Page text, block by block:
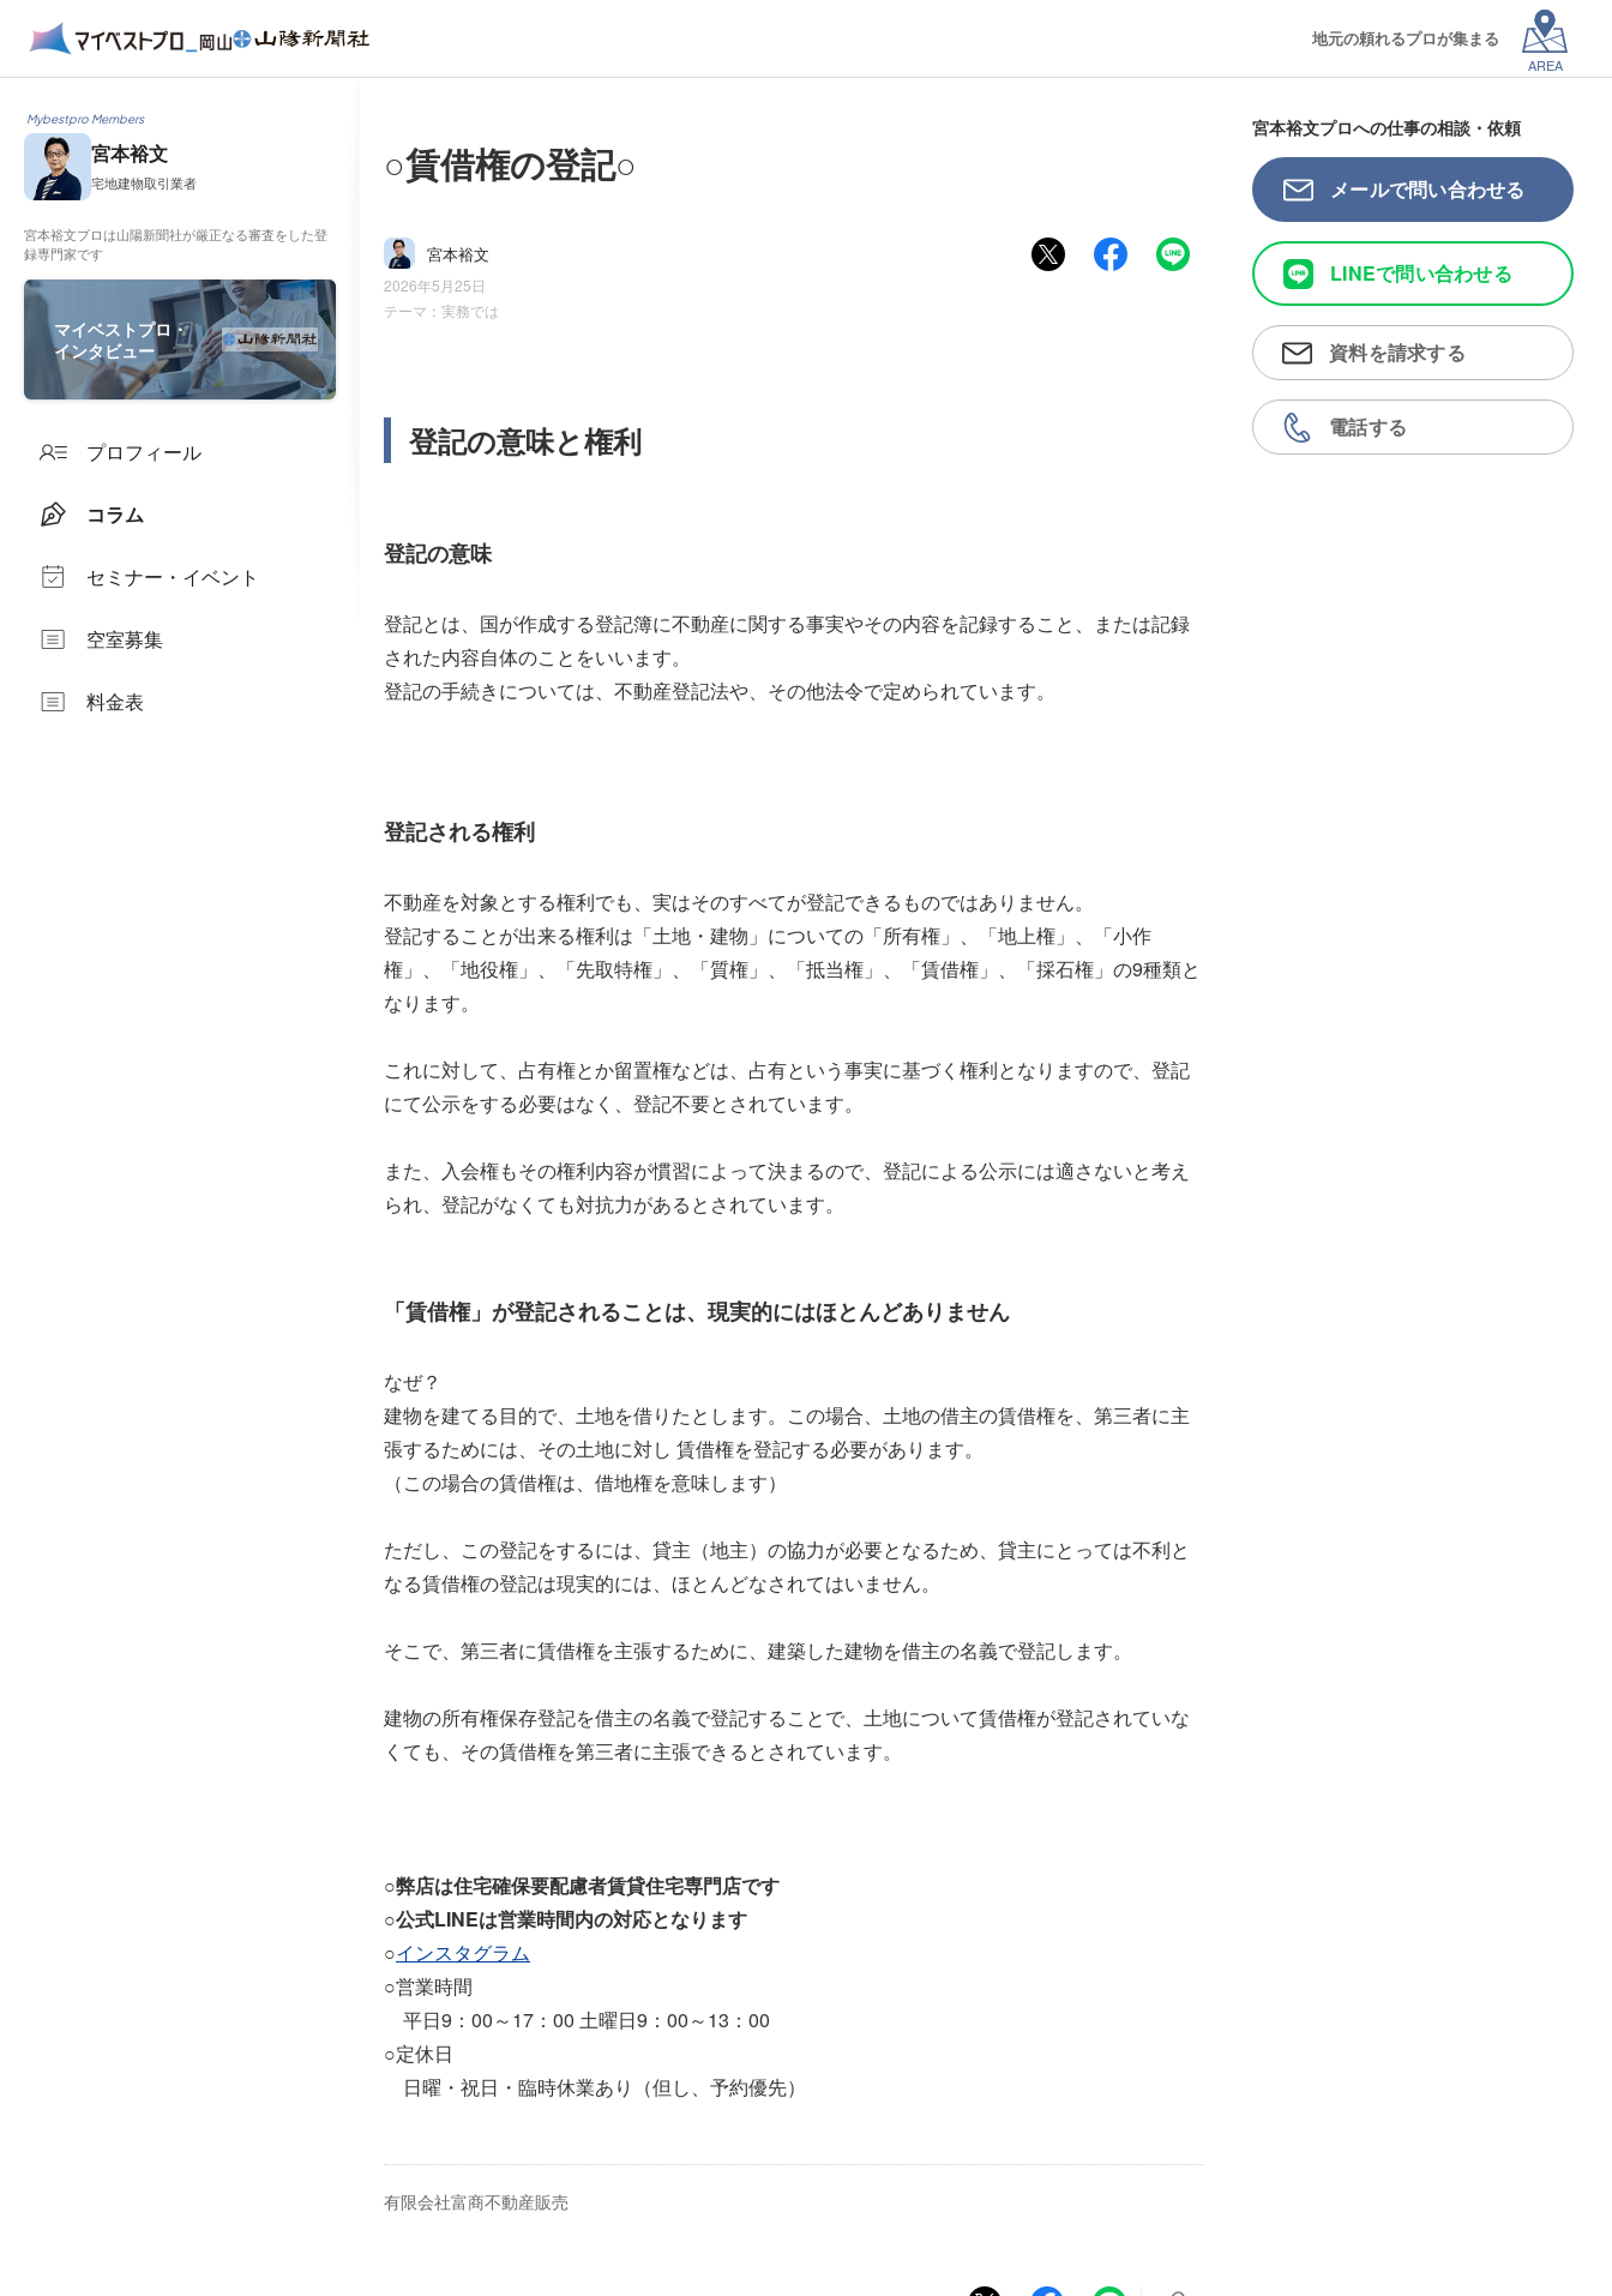
地元の頼れるプロが集まる
AREA
Mybestpro Members
宮本裕文
宅地建物取引業者
宮本裕文プロは山陽新聞社が厳正なる審査をした登
録専門家です
マイベストプロ・
インタビュー
プロフィール
コラム
セミナー・イベント
空室募集
料金表
○賃借権の登記○
宮本裕文
2026年5月25日
テーマ： 実務では
登記の意味と権利
登記の意味
登記とは、国が作成する登記簿に不動産に関する事実やその内容を記録すること、または記録
された内容自体のことをいいます。
登記の手続きについては、不動産登記法や、その他法令で定められています。
登記される権利
不動産を対象とする権利でも、実はそのすべてが登記できるものではありません。
登記することが出来る権利は「土地・建物」についての「所有権」、「地上権」、「小作
権」、「地役権」、「先取特権」、「質権」、「抵当権」、「賃借権」、「採石権」の9種類と
なります。
これに対して、占有権とか留置権などは、占有という事実に基づく権利となりますので、登記
にて公示をする必要はなく、登記不要とされています。
また、入会権もその権利内容が慣習によって決まるので、登記による公示には適さないと考え
られ、登記がなくても対抗力があるとされています。
「賃借権」が登記されることは、現実的にはほとんどありません
なぜ？
建物を建てる目的で、土地を借りたとします。この場合、土地の借主の賃借権を、第三者に主
張するためには、その土地に対し 賃借権を登記する必要があります。
（この場合の賃借権は、借地権を意味します）
ただし、この登記をするには、貸主（地主）の協力が必要となるため、貸主にとっては不利と
なる賃借権の登記は現実的には、ほとんどなされてはいません。
そこで、第三者に賃借権を主張するために、建築した建物を借主の名義で登記します。
建物の所有権保存登記を借主の名義で登記することで、土地について賃借権が登記されていな
くても、その賃借権を第三者に主張できるとされています。
○弊店は住宅確保要配慮者賃貸住宅専門店です
○公式LINEは営業時間内の対応となります
○インスタグラム
○営業時間
平日9：00～17：00 土曜日9：00～13：00
○定休日
日曜・祝日・臨時休業あり（但し、予約優先）
有限会社富商不動産販売
宮本裕文プロへの仕事の相談・依頼
メールで問い合わせる
LINEで問い合わせる
資料を請求する
電話する